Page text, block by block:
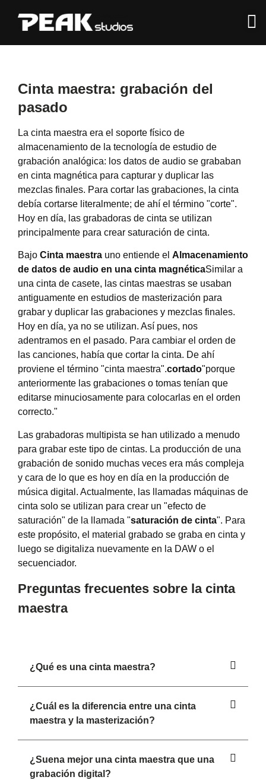
Cinta maestra: grabación del
pasado
La cinta maestra era el soporte físico de
almacenamiento de la tecnología de estudio de
grabación analógica: los datos de audio se grababan
en cinta magnética para capturar y duplicar las
mezclas finales. Para cortar las grabaciones, la cinta
debía cortarse literalmente; de ​​ahí el término "corte".
Hoy en día, las grabadoras de cinta se utilizan
principalmente para crear saturación de cinta.
Bajo Cinta maestra uno entiende el Almacenamiento
de datos de audio en una cinta magnéticaSimilar a
una cinta de casete, las cintas maestras se usaban
antiguamente en estudios de masterización para
grabar y duplicar las grabaciones y mezclas finales.
Hoy en día, ya no se utilizan. Así pues, nos
adentramos en el pasado. Para cambiar el orden de
las canciones, había que cortar la cinta. De ahí
proviene el término "cinta maestra".cortado"porque
anteriormente las grabaciones o tomas tenían que
editarse minuciosamente para colocarlas en el orden
correcto."
Las grabadoras multipista se han utilizado a menudo
para grabar este tipo de cintas. La producción de una
grabación de sonido muchas veces era más compleja
y cara de lo que es hoy en día en la producción de
música digital. Actualmente, las llamadas máquinas de
cinta solo se utilizan para crear un "efecto de
saturación" de la llamada "saturación de cinta". Para
este propósito, el material grabado se graba en cinta y
luego se digitaliza nuevamente en la DAW o el
secuenciador.
Preguntas frecuentes sobre la cinta
maestra
¿Qué es una cinta maestra?
¿Cuál es la diferencia entre una cinta
maestra y la masterización?
¿Suena mejor una cinta maestra que una
grabación digital?